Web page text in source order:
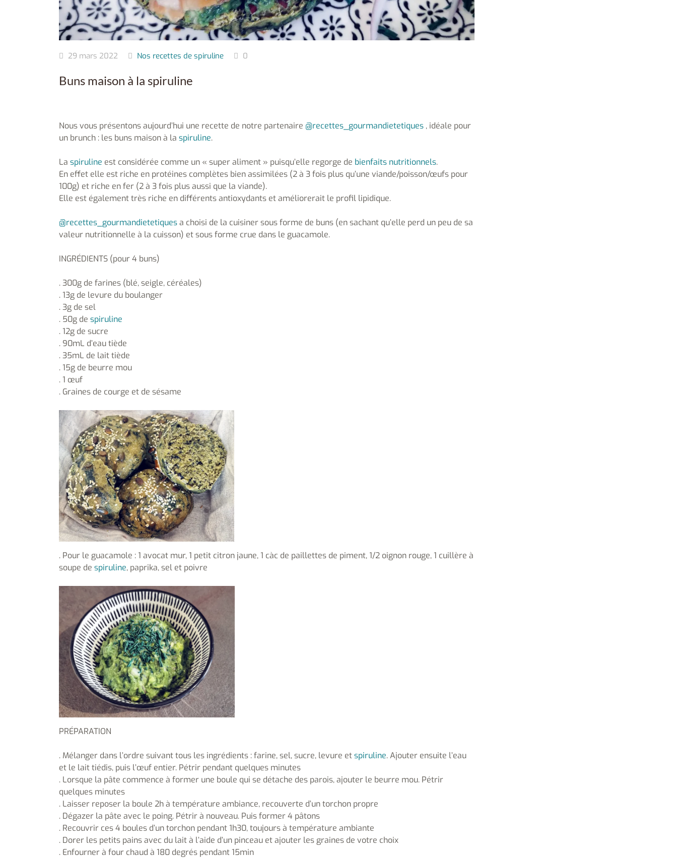
29 mars 2022 Nos recettes de spiruline 0
Buns maison à la spiruline
Nous vous présentons aujourd’hui une recette de notre partenaire @recettes_gourmandietetiques , idéale pour
un brunch : les buns maison à la spiruline.
La spiruline est considérée comme un « super aliment » puisqu’elle regorge de bienfaits nutritionnels.
En effet elle est riche en protéines complètes bien assimilées (2 à 3 fois plus qu’une viande/poisson/œufs pour
100g) et riche en fer (2 à 3 fois plus aussi que la viande).
Elle est également très riche en différents antioxydants et améliorerait le profil lipidique.
@recettes_gourmandietetiquesa choisi de la cuisiner sous forme de buns (en sachant qu’elle perd un peu de sa
valeur nutritionnelle à la cuisson) et sous forme crue dans le guacamole.
INGRÉDIENTS (pour 4 buns)
. 300g de farines (blé, seigle, céréales)
. 13g de levure du boulanger
. 3g de sel
. 50g de spiruline
. 12g de sucre
. 90mL d’eau tiède
. 35mL de lait tiède
. 15g de beurre mou
. 1 œuf
. Graines de courge et de sésame
. Pour le guacamole : 1 avocat mur, 1 petit citron jaune, 1 càc de paillettes de piment, 1/2 oignon rouge, 1 cuillère à
soupe de spiruline, paprika, sel et poivre
PRÉPARATION
. Mélanger dans l’ordre suivant tous les ingrédients : farine, sel, sucre, levure etspiruline. Ajouter ensuite l’eau
et le lait tiédis, puis l’œuf entier. Pétrir pendant quelques minutes
. Lorsque la pâte commence à former une boule qui se détache des parois, ajouter le beurre mou. Pétrir
quelques minutes
. Laisser reposer la boule 2h à température ambiance, recouverte d’un torchon propre
. Dégazer la pâte avec le poing. Pétrir à nouveau. Puis former 4 pâtons
. Recouvrir ces 4 boules d’un torchon pendant 1h30, toujours à température ambiante
. Dorer les petits pains avec du lait à l’aide d’un pinceau et ajouter les graines de votre choix
. Enfourner à four chaud à 180 degrés pendant 15min